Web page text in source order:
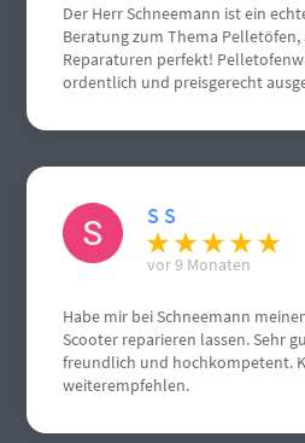
Der Herr Schneemann ist ein
Beratung zum Thema
Reparaturen perfekt!
ordentlich und preisgerecht
S S
vor 9 Monaten
Habe mir bei Schneemann
Scooter reparieren lassen. Sehr
freundlich und hochkompetent.
weiterempfehlen.